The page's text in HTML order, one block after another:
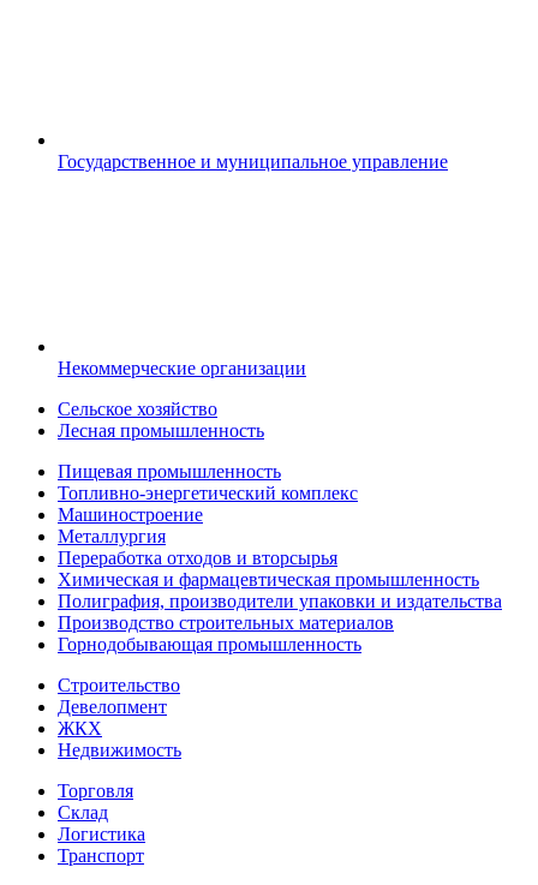
Государственное и муниципальное управление
Некоммерческие организации
Сельское хозяйство
Лесная промышленность
Пищевая промышленность
Топливно-энергетический комплекс
Машиностроение
Металлургия
Переработка отходов и вторсырья
Химическая и фармацевтическая промышленность
Полиграфия, производители упаковки и издательства
Производство строительных материалов
Горнодобывающая промышленность
Строительство
Девелопмент
ЖКХ
Недвижимость
Торговля
Склад
Логистика
Транспорт